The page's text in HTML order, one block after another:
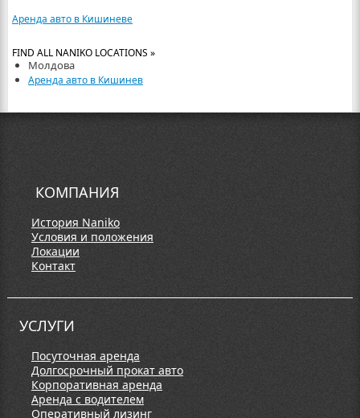
Аренда авто в Кишиневе
FIND ALL NANIKO LOCATIONS »
Молдова
Аренда авто в Кишинев
КОМПАНИЯ
История Naniko
Условия и положения
Локации
Контакт
УСЛУГИ
Посуточная аренда
Долгосрочный прокат авто
Корпоративная аренда
Аренда с водителем
Оперативный лизинг